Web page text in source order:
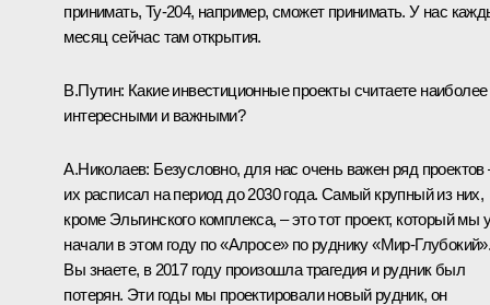
принимать, Ту-204, например, сможет принимать. У нас
месяц сейчас там открытия.
В.Путин: Какие инвестиционные проекты считаете наиболее
интересными и важными?
А.Николаев: Безусловно, для нас очень важен ряд проектов
их расписал на период до 2030 года. Самый крупный из них,
кроме Эльгинского комплекса, – это тот проект, который мы
начали в этом году по «Алросе» по руднику «Мир-
Вы знаете, в 2017 году произошла трагедия и рудник был
потерян. Эти годы мы проектировали новый рудник, он